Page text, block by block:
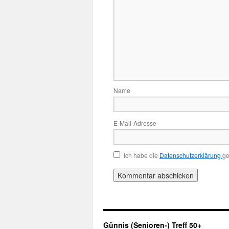
Name
E-Mail-Adresse
Ich habe die Datenschutzerklärung
Günnis (Senioren-) Treff 50+